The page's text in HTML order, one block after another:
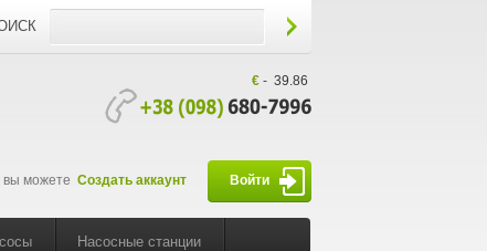
€- 39.86
вы можете Создать аккаунт Войти
Насосные станции